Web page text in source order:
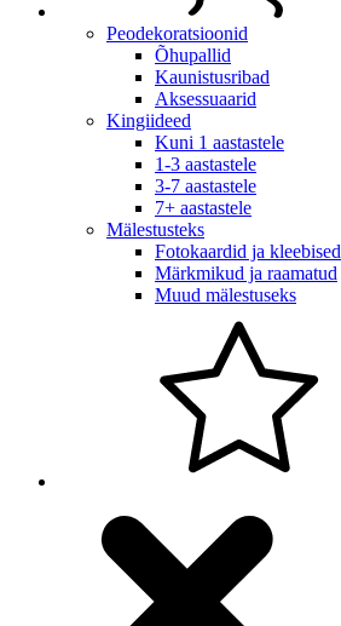
Peodekoratsioonid
Õhupallid
Kaunistusribad
Aksessuaarid
Kingiideed
Kuni 1 aastastele
1-3 aastastele
3-7 aastastele
7+ aastastele
Mälestusteks
Fotokaardid ja kleebised
Märkmikud ja raamatud
Muud mälestuseks